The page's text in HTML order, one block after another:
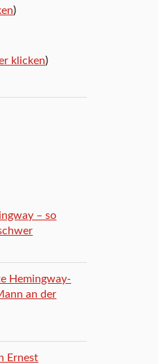
)
klicken)
– so
Hemingway-
an der
Ernest